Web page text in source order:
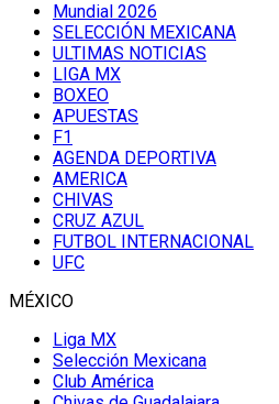
Mundial 2026
SELECCIÓN MEXICANA
ULTIMAS NOTICIAS
LIGA MX
BOXEO
APUESTAS
F1
AGENDA DEPORTIVA
AMERICA
CHIVAS
CRUZ AZUL
FUTBOL INTERNACIONAL
UFC
MÉXICO
Liga MX
Selección Mexicana
Club América